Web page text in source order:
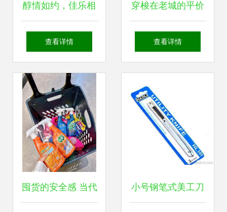
醇情如约，佳乐相
伴——平度佳乐家
募记
查看详情
穿梭在老城的平价
光景——探访湖北
查看详情
囤货的安全感 当代 小号钢笔式美工刀